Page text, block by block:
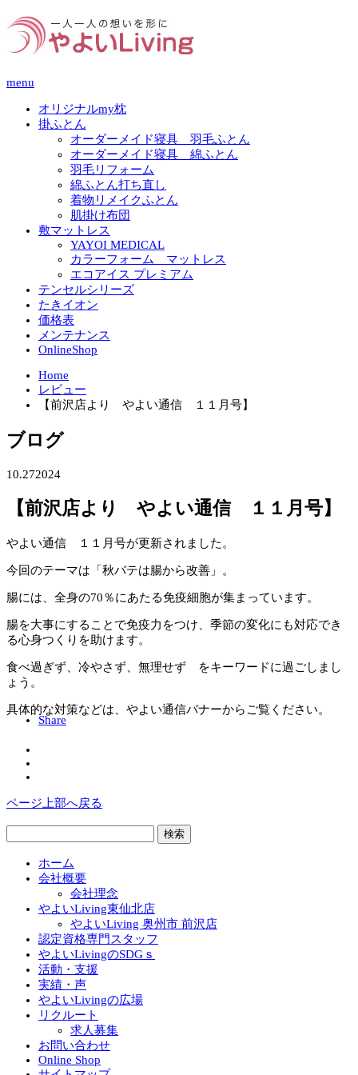
menu
オリジナルmy枕
掛ふとん
オーダーメイド寝具 羽毛ふとん
オーダーメイド寝具 綿ふとん
羽毛リフォーム
綿ふとん打ち直し
着物リメイクふとん
肌掛け布団
敷マットレス
YAYOI MEDICAL
カラーフォーム マットレス
エコアイス プレミアム
テンセルシリーズ
たきイオン
価格表
メンテナンス
OnlineShop
Home
レビュー
【前沢店より やよい通信 １１月号】
ブログ
10.272024
【前沢店より やよい通信 １１月号】
やよい通信 １１月号が更新されました。
今回のテーマは「秋バテは腸から改善」。
腸には、全身の70％にあたる免疫細胞が集まっています。
腸を大事にすることで免疫力をつけ、季節の変化にも対応でき
る心身つくりを助けます。
食べ過ぎず、冷やさず、無理せず をキーワードに過ごしまし
ょう。
具体的な対策などは、やよい通信バナーからご覧ください。
Share
ページ上部へ戻る
索:
ホーム
会社概要
会社理念
やよいLiving東仙北店
やよいLiving 奥州市 前沢店
認定資格専門スタッフ
やよいLivingのSDGｓ
活動・支援
実績・声
やよいLivingの広場
リクルート
求人募集
お問い合わせ
Online Shop